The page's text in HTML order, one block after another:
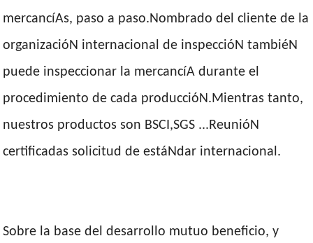
mercancíAs, paso a paso.Nombrado del cliente de la
organizacióN internacional de inspeccióN tambiéN
puede inspeccionar la mercancíA durante el
procedimiento de cada produccióN.Mientras tanto,
nuestros productos son BSCI,SGS ...ReunióN
certificadas solicitud de estáNdar internacional.
Sobre la base del desarrollo mutuo beneficio, y